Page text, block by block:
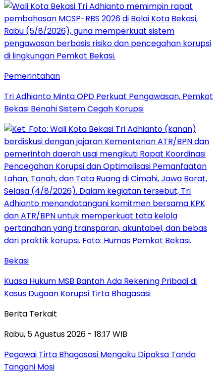
Pemerintahan
Tri Adhianto Minta OPD Perkuat Pengawasan, Pemkot
Bekasi Benahi Sistem Cegah Korupsi
Bekasi
Kuasa Hukum MSB Bantah Ada Rekening Pribadi di
Kasus Dugaan Korupsi Tirta Bhagasasi
Berita Terkait
Rabu, 5 Agustus 2026 - 18:17 WIB
Pegawai Tirta Bhagasasi Mengaku Dipaksa Tanda
Tangani Mosi